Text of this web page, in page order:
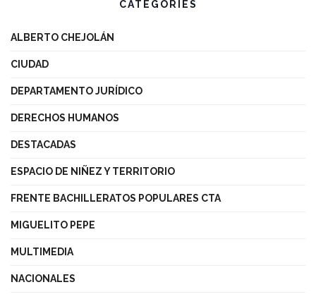
CATEGORIES
ALBERTO CHEJOLÁN
CIUDAD
DEPARTAMENTO JURÍDICO
DERECHOS HUMANOS
DESTACADAS
ESPACIO DE NIÑEZ Y TERRITORIO
FRENTE BACHILLERATOS POPULARES CTA
MIGUELITO PEPE
MULTIMEDIA
NACIONALES